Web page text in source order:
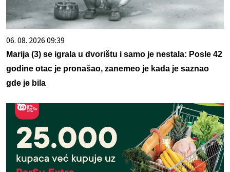
06. 08. 2026 09:39
Marija (3) se igrala u dvorištu i samo je nestala: Posle 42
godine otac je pronašao, zanemeo je kada je saznao
gde je bila